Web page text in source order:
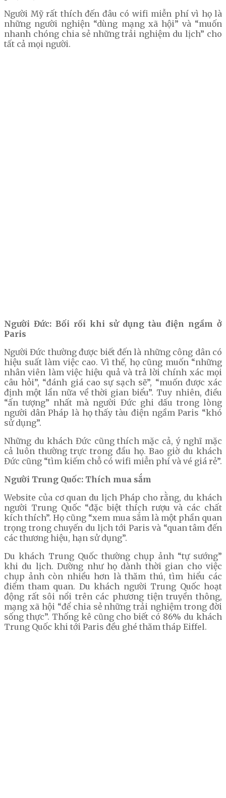
Người Mỹ rất thích đến đâu có wifi miễn phí vì họ là
những người nghiện “dùng mạng xã hội” và “muốn
nhanh chóng chia sẻ những trải nghiệm du lịch” cho
tất cả mọi người.
Người Đức: Bối rối khi sử dụng tàu điện ngầm ở
Paris
Người Đức thường được biết đến là những công dân có
hiệu suất làm việc cao. Vì thế, họ cũng muốn “những
nhân viên làm việc hiệu quả và trả lời chính xác mọi
câu hỏi”, “đánh giá cao sự sạch sẽ”, “muốn được xác
định một lần nữa về thời gian biểu”. Tuy nhiên, điều
“ấn tượng” nhất mà người Đức ghi dấu trong lòng
người dân Pháp là họ thấy tàu điện ngầm Paris “khó
sử dụng”.
Những du khách Đức cũng thích mặc cả, ý nghĩ mặc
cả luôn thường trực trong đầu họ. Bao giờ du khách
Đức cũng “tìm kiếm chỗ có wifi miễn phí và vé giá rẻ”.
Người Trung Quốc: Thích mua sắm
Website của cơ quan du lịch Pháp cho rằng, du khách
người Trung Quốc “đặc biệt thích rượu và các chất
kích thích”. Họ cũng “xem mua sắm là một phần quan
trọng trong chuyến du lịch tới Paris và “quan tâm đến
các thương hiệu, hạn sử dụng”.
Du khách Trung Quốc thường chụp ảnh “tự sướng”
khi du lịch. Dường như họ dành thời gian cho việc
chụp ảnh còn nhiều hơn là thăm thú, tìm hiểu các
điểm tham quan. Du khách người Trung Quốc hoạt
động rất sôi nổi trên các phương tiện truyền thông,
mạng xã hội “để chia sẻ những trải nghiệm trong đời
sống thực”. Thống kê cũng cho biết có 86% du khách
Trung Quốc khi tới Paris đều ghé thăm tháp Eiffel.